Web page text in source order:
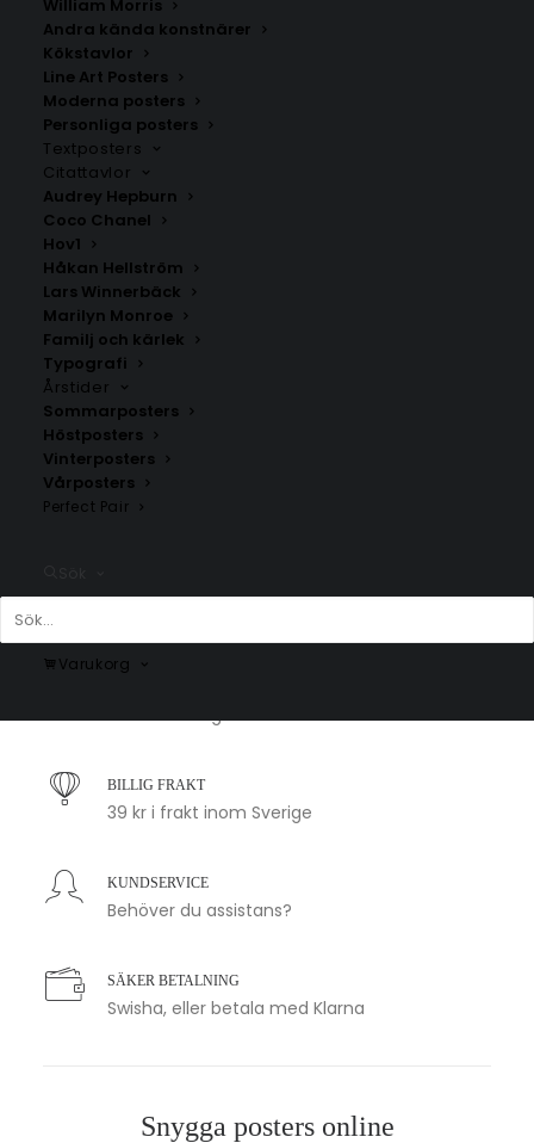
William Morris
Andra kända konstnärer
Kökstavlor
Line Art Posters
Moderna posters
Personliga posters
Textposters
Citattavlor
Audrey Hepburn
Coco Chanel
Hov1
Håkan Hellström
Lars Winnerbäck
Marilyn Monroe
Familj och kärlek
Typografi
Årstider
Sommarposters
Höstposters
Vinterposters
Vårposters
Perfect Pair
Varukorg
Växbo
Fr.200.00
1-2 arbetsdagar
BILLIG FRAKT
39 kr i frakt inom Sverige
KUNDSERVICE
Behöver du assistans?
SÄKER BETALNING
Swisha, eller betala med Klarna
Snygga posters online